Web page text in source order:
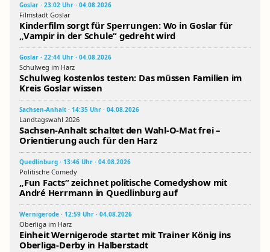
Goslar · 23:02 Uhr · 04.08.2026
Filmstadt Goslar
Kinderfilm sorgt für Sperrungen: Wo in Goslar für
„Vampir in der Schule“ gedreht wird
Goslar · 22:44 Uhr · 04.08.2026
Schulweg im Harz
Schulweg kostenlos testen: Das müssen Familien im
Kreis Goslar wissen
Sachsen-Anhalt · 14:35 Uhr · 04.08.2026
Landtagswahl 2026
Sachsen-Anhalt schaltet den Wahl-O-Mat frei –
Orientierung auch für den Harz
Quedlinburg · 13:46 Uhr · 04.08.2026
Politische Comedy
„Fun Facts“ zeichnet politische Comedyshow mit
André Herrmann in Quedlinburg auf
Wernigerode · 12:59 Uhr · 04.08.2026
Oberliga im Harz
Einheit Wernigerode startet mit Trainer König ins
Oberliga-Derby in Halberstadt